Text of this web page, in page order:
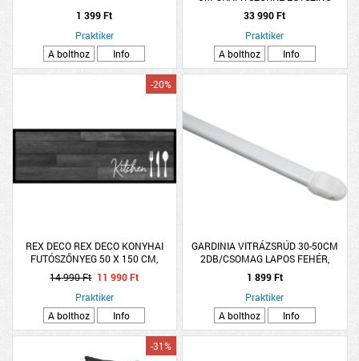
1 399 Ft
Praktiker
A bolthoz
Info
33 990 Ft
Praktiker
A bolthoz
Info
REX DECO REX DECO KONYHAI
FUTÓSZŐNYEG 50 X 150 CM,
KONYHÁS DESZKA
-20%
14 990 Ft 11 990 Ft
Praktiker
A bolthoz
Info
GARDINIA VITRÁZSRÚD 30-50CM
2DB/CSOMAG LAPOS FEHÉR,
MŰANYAG/FÉM *R:278461*
1 899 Ft
Praktiker
A bolthoz
Info
-31%